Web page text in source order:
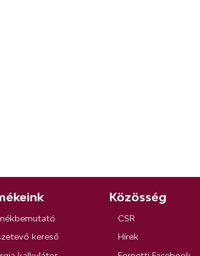
kereső
Közösség
CSR
Hírek